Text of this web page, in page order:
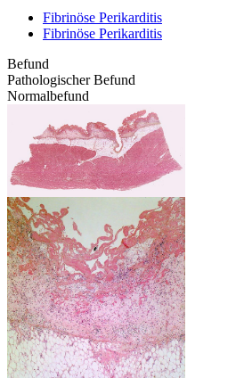
Fibrinöse Perikarditis
Fibrinöse Perikarditis
Befund
Pathologischer Befund
Normalbefund